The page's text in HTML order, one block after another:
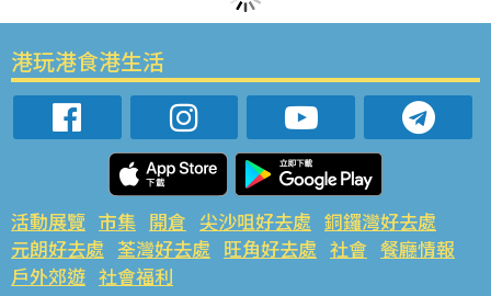
港玩港食港生活
活動展覽 市集 開倉 尖沙咀好去處 銅鑼灣好去處
元朗好去處 荃灣好去處 旺角好去處 社會 餐廳情報
戶外郊遊 社會福利